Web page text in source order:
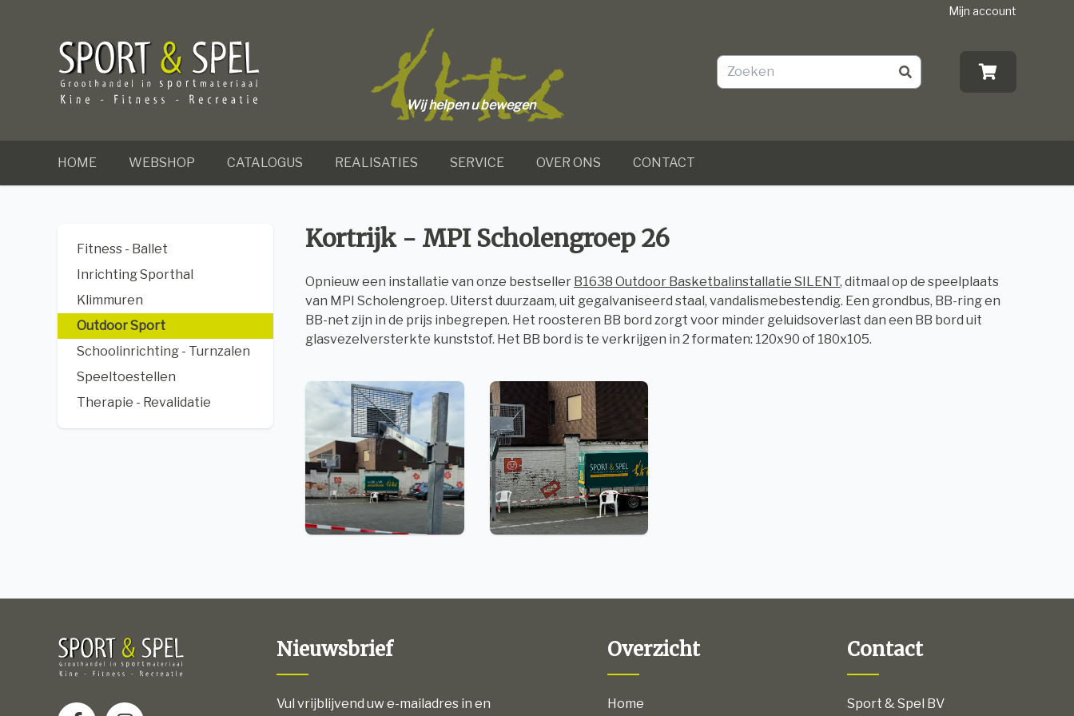
Mijn account
Wij helpen u bewegen
HOME WEBSHOP CATALOGUS REALISATIES SERVICE OVER ONS CONTACT
Fitness - Ballet
Inrichting Sporthal
Klimmuren
Outdoor Sport
Schoolinrichting - Turnzalen
Speeltoestellen
Therapie - Revalidatie
Kortrijk - MPI Scholengroep 26
Opnieuw een installatie van onze bestseller B1638 Outdoor Basketbalinstallatie SILENT, ditmaal op de speelplaats
van MPI Scholengroep. Uiterst duurzaam, uit gegalvaniseerd staal, vandalismebestendig. Een grondbus, BB-ring en
BB-net zijn in de prijs inbegrepen. Het roosteren BB bord zorgt voor minder geluidsoverlast dan een BB bord uit
glasvezelversterkte kunststof. Het BB bord is te verkrijgen in 2 formaten: 120x90 of 180x105.
Nieuwsbrief
Vul vrijblijvend uw e-mailadres in en
Overzicht
Home
Contact
Sport & Spel BV